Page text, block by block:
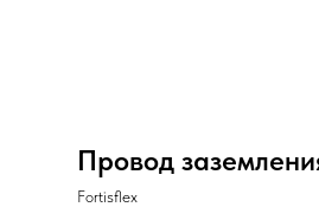
Провод
Fortisflex